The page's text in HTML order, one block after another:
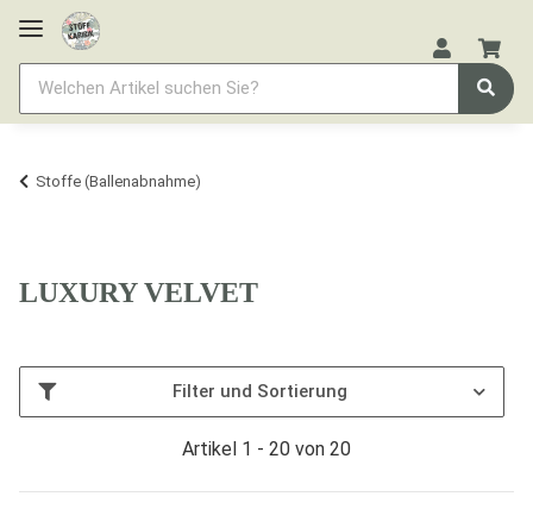
Stoffe (Ballenabnahme)
LUXURY VELVET
Filter und Sortierung
Artikel 1 - 20 von 20